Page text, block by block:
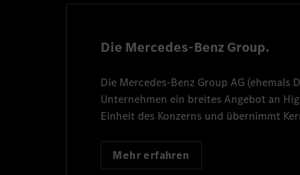
Die Mercedes-Benz Group.
Die Mercedes-Benz Group AG (ehemals
Unternehmen ein breites Angebot an
Einheit des Konzerns und übernimmt
Mehr erfahren